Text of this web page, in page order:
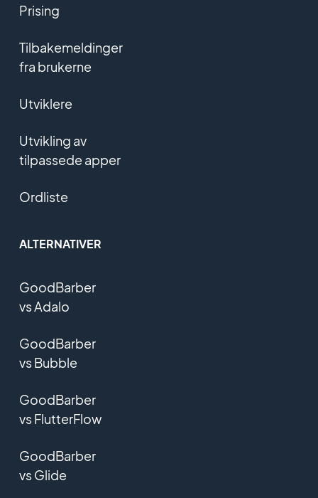
Prising
Tilbakemeldinger
fra brukerne
Utviklere
Utvikling av
tilpassede apper
Ordliste
ALTERNATIVER
GoodBarber
vs Adalo
GoodBarber
vs Bubble
GoodBarber
vs FlutterFlow
GoodBarber
vs Glide